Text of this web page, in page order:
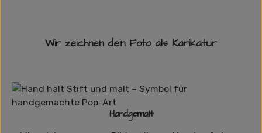
Wir zeichnen dein Foto als Karikatur
Handgemalt